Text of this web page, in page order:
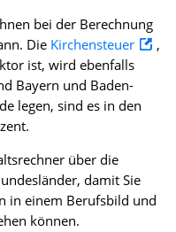
bei der Berechnung
Die Kirchensteuer
,
ist, wird ebenfalls
Bayern und Baden-
legen, sind es in den
über die
damit Sie
in einem Berufsbild und
können.